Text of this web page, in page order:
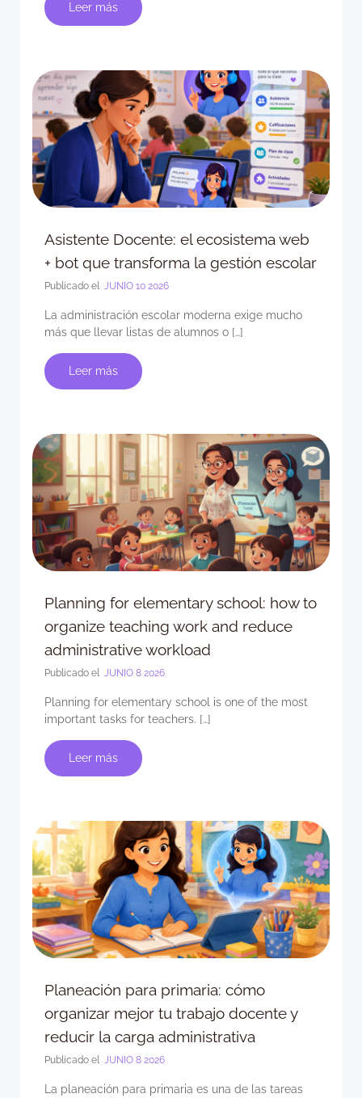
Leer más
Asistente Docente: el ecosistema web
+ bot que transforma la gestión escolar
Publicado el JUNIO 10 2026
La administración escolar moderna exige mucho
más que llevar listas de alumnos o […]
Leer más
Planning for elementary school: how to
organize teaching work and reduce
administrative workload
Publicado el JUNIO 8 2026
Planning for elementary school is one of the most
important tasks for teachers. […]
Leer más
Planeación para primaria: cómo
organizar mejor tu trabajo docente y
reducir la carga administrativa
Publicado el JUNIO 8 2026
La planeación para primaria es una de las tareas